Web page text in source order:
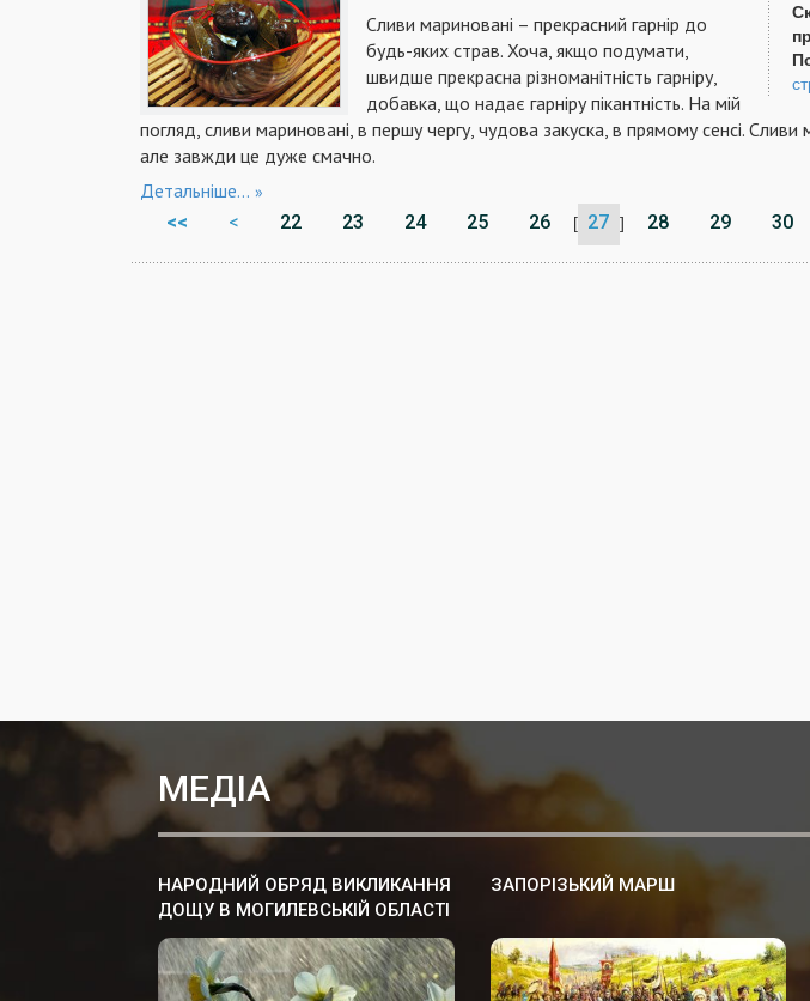
Сливи мариновані – прекрасний гарнір до
будь-яких страв. Хоча, якщо подумати,
швидше прекрасна різноманітність гарніру,
добавка, що надає гарніру пікантність. На мій
погляд, сливи мариновані, в першу чергу, чудова закуска, в прямому сенсі. Сливи
але завжди це дуже смачно.
Детальніше...
<< < 22 23 24 25 26 [ 27 ] 28 29 30
МЕДІА
НАРОДНИЙ ОБРЯД ВИКЛИКАННЯ
ДОЩУ В МОГИЛЕВСЬКІЙ ОБЛАСТІ
БІЛОЇ РУСІ
ЗАПОРІЗЬКИЙ МАРШ